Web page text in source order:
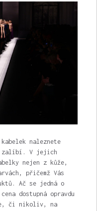
naleznete
zalíbí. V jejich
nejen z kůže,
přičemž Vás
Ač se jedná o
dostupná opravdu
či nikoliv, na